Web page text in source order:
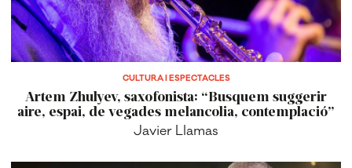
CULTURA I ESPECTACLES
Artem Zhulyev, saxofonista: “Busquem suggerir
aire, espai, de vegades melancolia, contemplació”
Javier Llamas